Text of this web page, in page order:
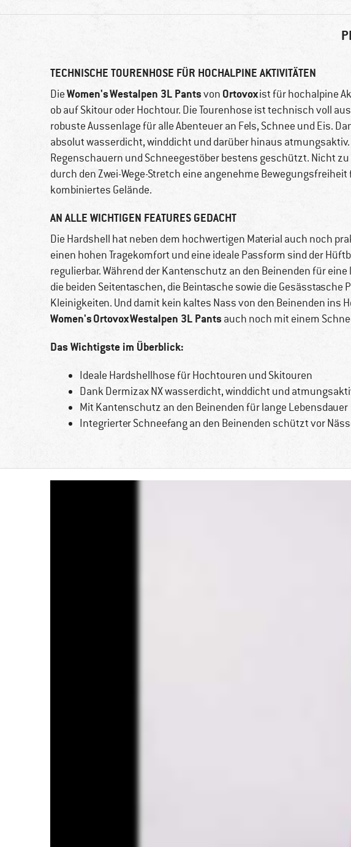
TECHNISCHE TOURENHOSE FÜR HOCHALPINE AKTIVITÄTEN
DieWomen's Westalpen 3L Pantsvon Ortovoxist für hochalpine
ob auf Skitour oder Hochtour. Die Tourenhose ist technisch voll
robuste Aussenlage für alle Abenteuer an Fels, Schnee und Eis.
absolut wasserdicht, winddicht und darüber hinaus atmungsaktiv.
Regenschauern und Schneegestöber bestens geschützt. Nicht
durch den Zwei-Wege-Stretch eine angenehme
kombiniertes Gelände.
AN ALLE WICHTIGEN FEATURES GEDACHT
Die Hardshell hat neben dem hochwertigen Material auch noch
einen hohen Tragekomfort und eine ideale Passform sind der
regulierbar. Während der Kantenschutz an den Beinenden für
die beiden Seitentaschen, die Beintasche sowie die Gesässtasche
Kleinigkeiten. Und damit kein kaltes Nass von den Beinenden ins
Women's Ortovox Westalpen 3L Pants auch noch mit einem
Das Wichtigste im Überblick:
Ideale Hardshellhose für Hochtouren und Skitouren
Dank Dermizax NX wasserdicht, winddicht und
Mit Kantenschutz an den Beinenden für lange Lebensdauer
Integrierter Schneefang an den Beinenden schützt vor